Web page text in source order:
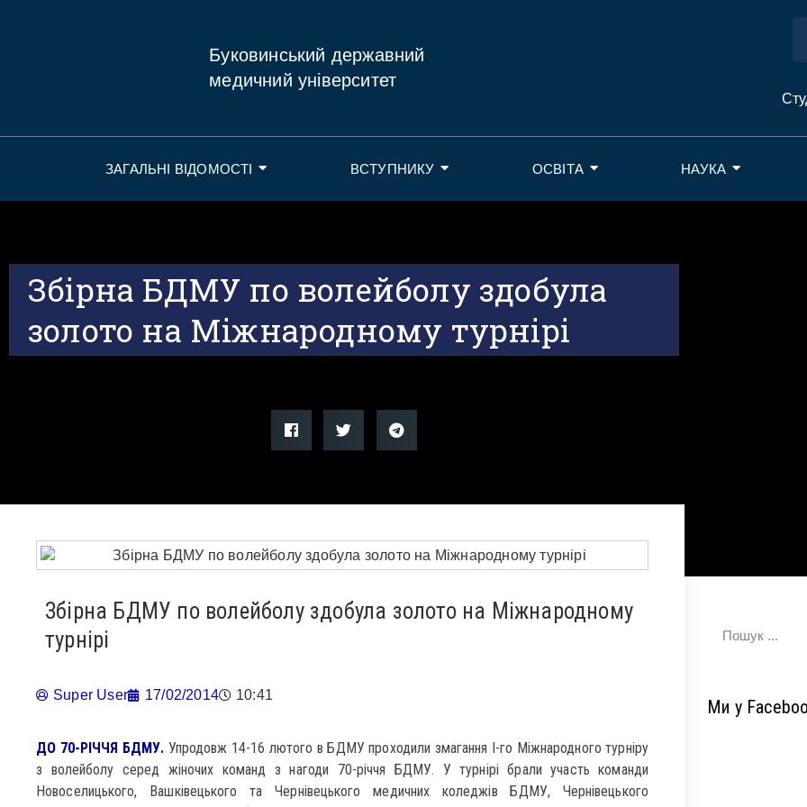
Буковинський державний
медичний університет
ЗАГАЛЬНІ ВІДОМОСТІ ВСТУПНИКУ ОСВІТА НАУКА
Збірна БДМУ по волейболу здобула
золото на Міжнародному турнірі
Збірна БДМУ по волейболу здобула золото на Міжнародному
турнірі
Super User 17/02/2014 10:41
ДО 70-РІЧЧЯ БДМУ. Упродовж 14-16 лютого в БДМУ проходили змагання І-го Міжнародного турніру
з волейболу серед жіночих команд з нагоди 70-річчя БДМУ. У турнірі брали участь команди
Новоселицького, Вашківецького та Чернівецького медичних коледжів БДМУ, Чернівецького
Ми у